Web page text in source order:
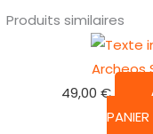
Produits similaires
Archeos
49,00€
PANIER